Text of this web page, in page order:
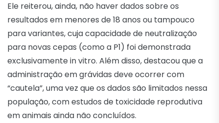
Ele reiterou, ainda, não haver dados sobre os
resultados em menores de 18 anos ou tampouco
para variantes, cuja capacidade de neutralização
para novas cepas (como a P1) foi demonstrada
exclusivamente in vitro. Além disso, destacou que a
administração em grávidas deve ocorrer com
“cautela”, uma vez que os dados são limitados nessa
população, com estudos de toxicidade reprodutiva
em animais ainda não concluídos.